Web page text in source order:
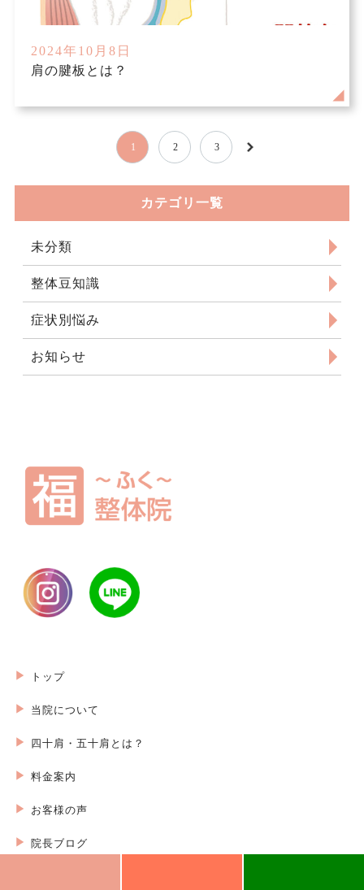
2024年10月8日
肩の腱板とは？
1 2 3
カテゴリ一覧
未分類
整体豆知識
症状別悩み
お知らせ
トップ
当院について
四十肩・五十肩とは？
料金案内
お客様の声
院長ブログ